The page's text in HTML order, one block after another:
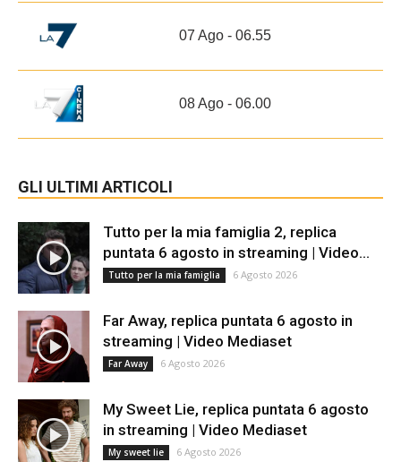
07 Ago - 06.55
08 Ago - 06.00
GLI ULTIMI ARTICOLI
Tutto per la mia famiglia 2, replica
puntata 6 agosto in streaming | Video...
Tutto per la mia famiglia 6 Agosto 2026
Far Away, replica puntata 6 agosto in
streaming | Video Mediaset
Far Away 6 Agosto 2026
My Sweet Lie, replica puntata 6 agosto
in streaming | Video Mediaset
My sweet lie 6 Agosto 2026